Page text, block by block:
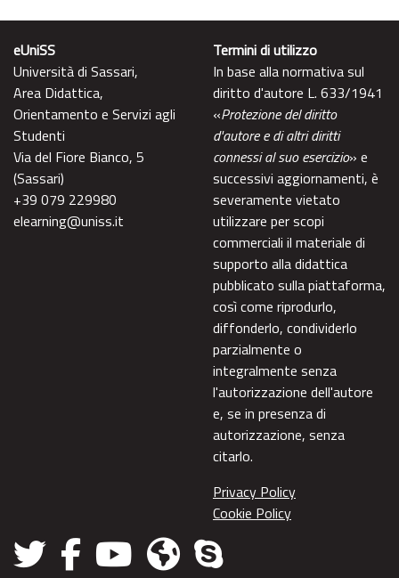
eUniSS
Università di Sassari,
Area Didattica,
Orientamento e Servizi agli
Studenti
Via del Fiore Bianco, 5
(Sassari)
+39 079 229980
elearning@uniss.it
Termini di utilizzo
In base alla normativa sul
diritto d'autore L. 633/1941
«Protezione del diritto
d'autore e di altri diritti
connessi al suo esercizio» e
successivi aggiornamenti, è
severamente vietato
utilizzare per scopi
commerciali il materiale di
supporto alla didattica
pubblicato sulla piattaforma,
così come riprodurlo,
diffonderlo, condividerlo
parzialmente o
integralmente senza
l'autorizzazione dell'autore
e, se in presenza di
autorizzazione, senza
citarlo.
Privacy Policy
Cookie Policy